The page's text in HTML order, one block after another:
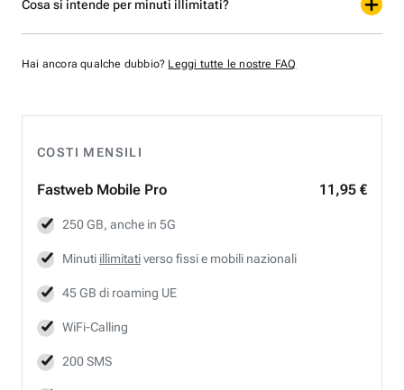
COSTI MENSILI
Fastweb Mobile Pro 11,95 €
250 GB, anche in 5G
Minuti illimitativerso fissi e mobili nazionali
45 GB di roaming UE
WiFi-Calling
200 SMS
Cosa si intende per minuti illimitati?
Hai ancora qualche dubbio? Leggi tutte le nostre FAQ